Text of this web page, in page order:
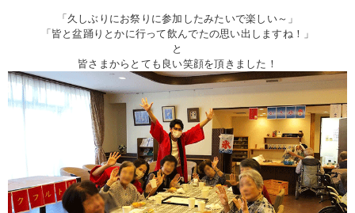
「久しぶりにお祭りに参加したみたいで楽しい～」
「皆と盆踊りとかに行って飲んでたの思い出しますね！」
と
皆さまからとても良い笑顔を頂きました！